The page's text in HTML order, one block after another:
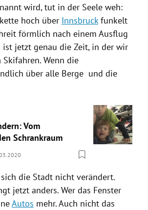
wird, tut in der Seele weh:
hoch über Innsbruckfunkelt
förmlich nach einem Ausflug
ist jetzt genau die Zeit, in der wir
Wenn die
über alle Berge und die
Vom
Schrankraum
die Stadt nicht verändert.
jetzt anders. Wer das Fenster
Autos mehr. Auch nicht das